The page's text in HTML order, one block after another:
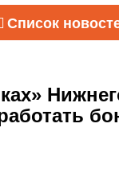
Список